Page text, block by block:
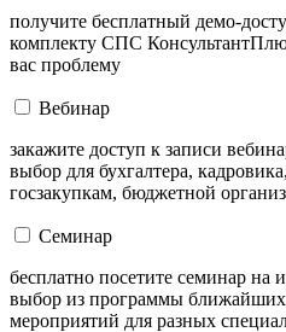
получите бесплатный демо-
комплекту СПС
вас проблему
Вебинар
закажите доступ к записи
выбор для бухгалтера,
госзакупкам, бюджетной
Семинар
бесплатно посетите семинар на
выбор из программы ближайших
мероприятий для разных